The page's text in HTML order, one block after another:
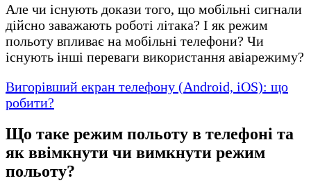
Але чи існують докази того, що мобільні сигнали
дійсно заважають роботі літака? І як режим
польоту впливає на мобільні телефони? Чи
існують інші переваги використання авіарежиму?
Вигорівший екран телефону (Android, iOS): що
робити?
Що таке режим польоту в телефоні та
як ввімкнути чи вимкнути режим
польоту?